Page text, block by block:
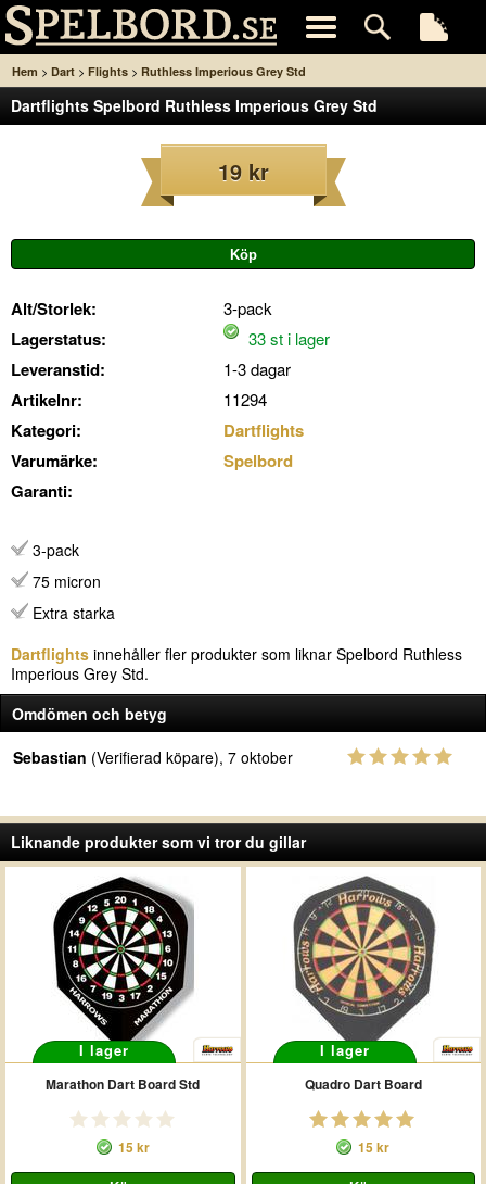
Hem > Dart > Flights > Ruthless Imperious Grey Std
Dartflights Spelbord Ruthless Imperious Grey Std
19 kr
Alt/Storlek: 3-pack
Lagerstatus: 33 st i lager
Leveranstid: 1-3 dagar
Artikelnr: 11294
Kategori:
Dartflights
Varumärke:
Spelbord
Garanti:
3-pack
75 micron
Extra starka
Dartflights innehåller fler produkter som liknar Spelbord Ruthless
Imperious Grey Std.
Omdömen och betyg
Sebastian (Verifierad köpare), 7 oktober
Liknande produkter som vi tror du gillar
I lager
Marathon Dart Board Std
15 kr
I lager
Quadro Dart Board
15 kr